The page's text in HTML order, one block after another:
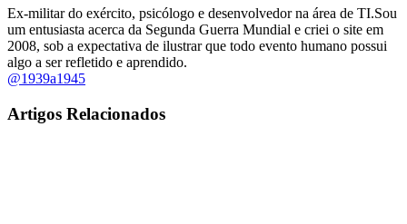
Ex-militar do exército, psicólogo e desenvolvedor na área de TI.Sou
um entusiasta acerca da Segunda Guerra Mundial e criei o site em
2008, sob a expectativa de ilustrar que todo evento humano possui
algo a ser refletido e aprendido.
@1939a1945
Artigos Relacionados